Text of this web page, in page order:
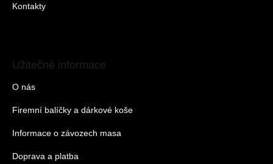
Kontakty
Užitečné informace
O nás
Firemní balíčky a dárkové koše
Informace o závozech masa
Doprava a platba